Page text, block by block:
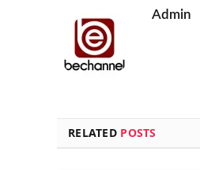
Admin
RELATED POSTS